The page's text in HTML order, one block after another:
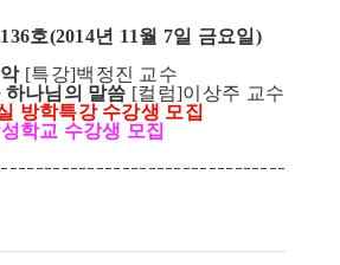
호(2014년 11월 7일 금요일)
[특강]백정진 교수
나님의 말씀 [컬럼]이상주 교수
방학특강 수강생 모집
학교 수강생 모집